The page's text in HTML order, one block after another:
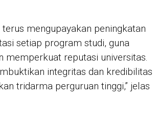
terus mengupayakan peningkatan
setiap program studi, guna
memperkuat reputasi universitas.
integritas dan kredibilitas
tridarma perguruan tinggi,” jelas